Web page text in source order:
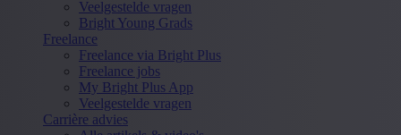
Veelgestelde vragen
Bright Young Grads
Freelance
Freelance via Bright Plus
Freelance jobs
My Bright Plus App
Veelgestelde vragen
Carrière advies